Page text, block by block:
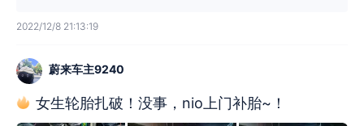
2022/12/8 21:13:19
蔚来车主9240
女生轮胎扎破！没事，nio上门补胎~！